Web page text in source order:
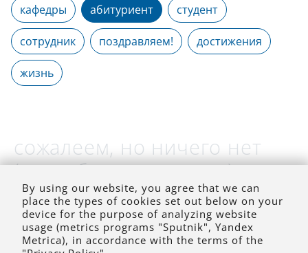
кафедры абитуриент студент
сотрудник поздравляем! достижения
жизнь
сожалеем, но ничего нет
(на выбранное время)
By using our website, you agree that we can
place the types of cookies set out below on your
device for the purpose of analyzing website
usage (metrics programs "Sputnik", Yandex
Metrica), in accordance with the terms of the